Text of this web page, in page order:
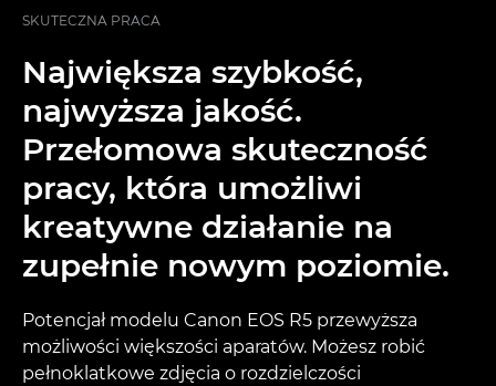
SKUTECZNA PRACA
Największa szybkość,
najwyższa jakość.
Przełomowa skuteczność
pracy, która umożliwi
kreatywne działanie na
zupełnie nowym poziomie.
Potencjał modelu Canon EOS R5 przewyższa
możliwości większości aparatów. Możesz robić
pełnoklatkowe zdjęcia o rozdzielczości